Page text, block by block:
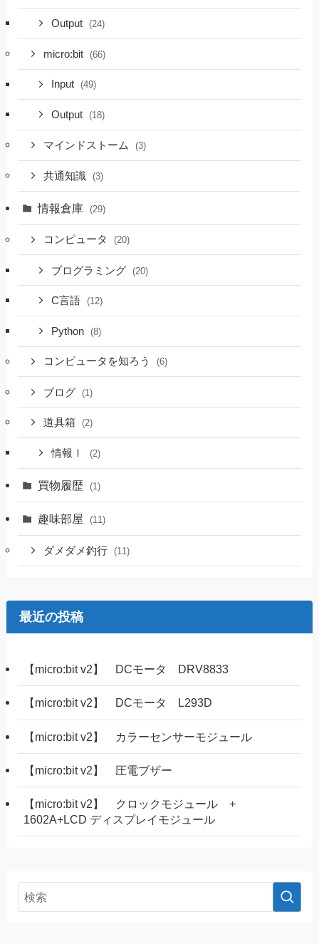
Output (24)
micro:bit (66)
Input (49)
Output (18)
マインドストーム (3)
共通知識 (3)
情報倉庫 (29)
コンピュータ (20)
プログラミング (20)
C言語 (12)
Python (8)
コンピュータを知ろう (6)
ブログ (1)
道具箱 (2)
情報Ⅰ (2)
買物履歴 (1)
趣味部屋 (11)
ダメダメ釣行 (11)
最近の投稿
【micro:bit v2】 DCモータ DRV8833
【micro:bit v2】 DCモータ L293D
【micro:bit v2】 カラーセンサーモジュール
【micro:bit v2】 圧電ブザー
【micro:bit v2】 クロックモジュール +
1602A+LCD ディスプレイモジュール